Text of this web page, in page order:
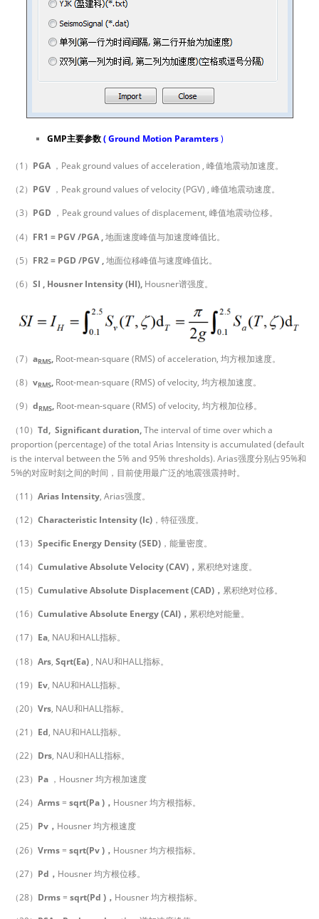
GMP主要参数( Ground Motion Paramters)
（1） PGA ，Peak ground values of acceleration , 峰值地震动加速度。
（2） PGV ，Peak ground values of velocity (PGV) , 峰值地震动速度。
（3） PGD ，Peak ground values of displacement, 峰值地震动位移。
（4） FR1 = PGV /PGA ,地面速度峰值与加速度峰值比。
（5） FR2 = PGD /PGV ,地面位移峰值与速度峰值比。
（6） SI , Housner Intensity (HI), Housner谱强度。
（7） aRMS, Root-mean-square (RMS) of acceleration, 均方根加速度。
（8） vRMS, Root-mean-square (RMS) of velocity, 均方根加速度。
（9） dRMS, Root-mean-square (RMS) of velocity, 均方根加位移。
（10） Td, Significant duration,The interval of time over which a
proportion (percentage) of the total Arias Intensity is accumulated (default
is the interval between the 5% and 95% thresholds). Arias强度分别占95%和
5%的对应时刻之间的时间，目前使用最广泛的地震强震持时。
（11） Arias Intensity, Arias强度。
（12） Characteristic Intensity (Ic) ，特征强度。
（13） Specific Energy Density (SED) ，能量密度。
（14） Cumulative Absolute Velocity (CAV)， 累积绝对速度。
（15） Cumulative Absolute Displacement (CAD)， 累积绝对位移。
（16） Cumulative Absolute Energy (CAI)， 累积绝对能量。
（17） Ea, NAU和HALL指标。
（18） Ars, Sqrt(Ea) , NAU和HALL指标。
（19） Ev, NAU和HALL指标。
（20） Vrs, NAU和HALL指标。
（21） Ed, NAU和HALL指标。
（22） Drs, NAU和HALL指标。
（23） Pa ，Housner 均方根加速度
（24） Arms= sqrt(Pa )， Housner 均方根指标。
（25） Pv， Housner 均方根速度
（26） Vrms= sqrt(Pv ) ， Housner 均方根指标。
（27） Pd， Housner 均方根位移。
（28） Drms= sqrt(Pd ) ， Housner 均方根指标。